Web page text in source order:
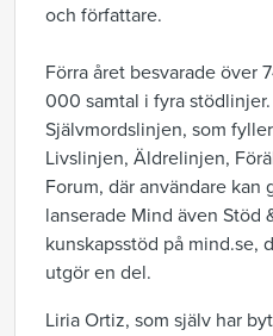
och författare.
Förra året besvarade över
000 samtal i fyra
Självmordslinjen, som
Livslinjen, Äldrelinjen,
Forum, där användare kan
lanserade Mind även Stöd
kunskapsstöd på mind.se,
utgör en del.
Liria Ortiz, som själv har